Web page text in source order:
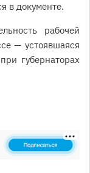
в документе.
рабочей
— устоявшаяся
губернаторах